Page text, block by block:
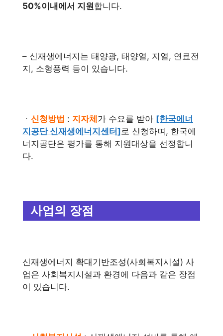
50%이내에서 지원합니다.
– 신재생에너지는 태양광, 태양열, 지열, 연료전
지, 소형풍력 등이 있습니다.
ㆍ 신청방법 : 지자체가 수요를 받아 [한국에너
지공단 신재생에너지센터] 로 신청하며, 한국에
너지공단은 평가를 통해 지원대상을 선정합니
다.
사업의 장점
신재생에너지 확대기반조성(사회복지시설) 사
업은 사회복지시설과 환경에 다음과 같은 장점
이 있습니다.